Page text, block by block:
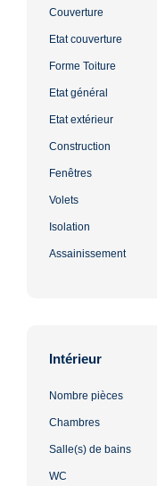
Couverture
Etat couverture
Forme Toiture
Etat général
Etat extérieur
Construction
Fenêtres
Volets
Isolation
Assainissement
Intérieur
Nombre pièces
Chambres
Salle(s) de bains
WC